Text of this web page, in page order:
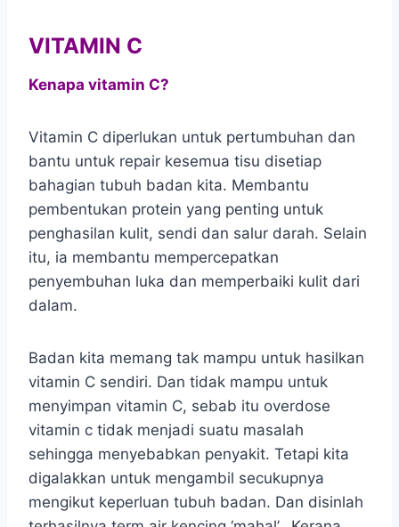
VITAMIN C
Kenapa vitamin C?
Vitamin C diperlukan untuk pertumbuhan dan
bantu untuk repair kesemua tisu disetiap
bahagian tubuh badan kita. Membantu
pembentukan protein yang penting untuk
penghasilan kulit, sendi dan salur darah. Selain
itu, ia membantu mempercepatkan
penyembuhan luka dan memperbaiki kulit dari
dalam.
Badan kita memang tak mampu untuk hasilkan
vitamin C sendiri. Dan tidak mampu untuk
menyimpan vitamin C, sebab itu overdose
vitamin c tidak menjadi suatu masalah
sehingga menyebabkan penyakit. Tetapi kita
digalakkan untuk mengambil secukupnya
mengikut keperluan tubuh badan. Dan disinlah